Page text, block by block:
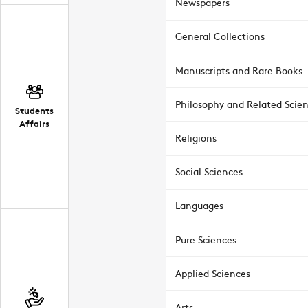
Students
Affairs
General Collections
Manuscripts and Rare Books
Philosophy and Related
Religions
Social Sciences
Languages
Pure Sciences
Applied Sciences